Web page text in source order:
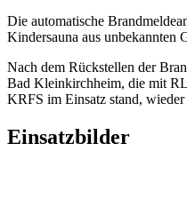
Die automatische
Kindersauna aus unbekannten
Nach dem Rückstellen der
Bad Kleinkirchheim, die mit
KRFS im Einsatz stand,
Einsatzbilder